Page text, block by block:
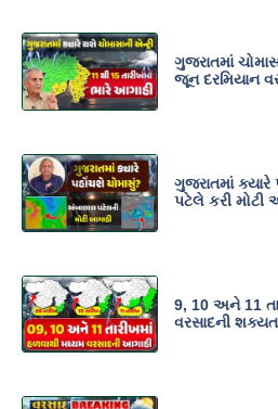
ગુજરાતમાં
જૂન દરમિયાન
ગુજરાતમાં
પટેલે કરી મોટી
9, 10 અને 11
વરસાદની